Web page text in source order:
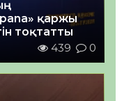
қаржы
тоқтатты
439 0